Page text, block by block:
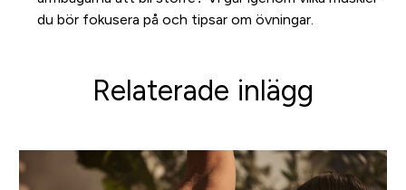
du bör fokusera på och tipsar om övningar.
Relaterade inlägg